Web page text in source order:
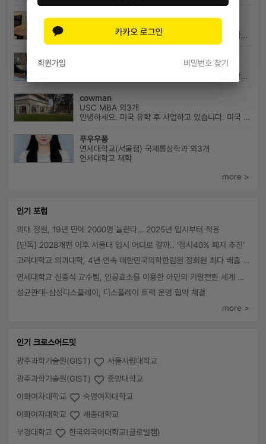
회원가입 비밀번호 찾기
이지수
이화여대 불어불문학과에 대해 궁금한 게 있으시다면 번호로 연락 바랍니다...
연세대학교(서울캠) 전기전자공학부 외2개
연세대학교, 고려대학교 전기전자공학부 합격 생활기록부, 내신, 활동 등...
cowman
USC MBA 외3개
안녕하세요. 미국 유학 후 사업하고 있습니다. 미국 유학 관련 전반...
푸우우퐁
연세대학교(서울캠) 국제통상학과 외3개
연세대학교 재학
more >
인기 포럼
의대 정원, 19년 만에 2000명 늘린다… 2025년 입시부터 적용
[단독] 2028개편 이후 서울대 입시 어디로 갈까.. ‘정시40% 폐지 추진’
고려대학교 의과대학, 4년 연속 대한민국의학한림원 정회원 최다 배출 外
연세대학교 신종식 교수팀, 인공효소를 이용한 아민의 키랄전환 세계 최초로 성공
성균관대-삼성디스플레이, 디스플레이 트랙 운영 협약 체결
more >
인기 크로스어드밋
광주과학기술원(GIST)
서울시립대학교
광주과학기술원(GIST)
중앙대학교
이화여자대학교
숙명여자대학교
이화여자대학교
세종대학교
부경대학교
한국외국어대학교(글로벌캠)